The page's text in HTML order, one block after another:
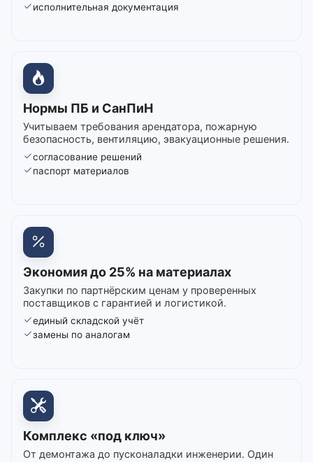
исполнительная документация
Нормы ПБ и СанПиН
Учитываем требования арендатора, пожарную
безопасность, вентиляцию, эвакуационные решения.
согласование решений
паспорт материалов
Экономия до 25% на материалах
Закупки по партнёрским ценам у проверенных
поставщиков с гарантией и логистикой.
единый складской учёт
замены по аналогам
Комплекс «под ключ»
От демонтажа до пусконаладки инженерии. Один